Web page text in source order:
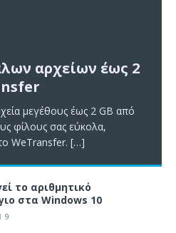
αρχείων έως 2
μεγέθους έως 2 GB από
φίλους σας εύκολα,
WeTransfer. […]
το αριθμητικό
στα Windows 10
9